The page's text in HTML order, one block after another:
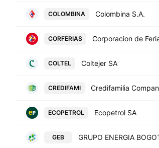
COLOMBINA Colombina S.A.
CORFERIAS
COLTEL Coltejer SA
CREDIFAMI
ECOPETROL Ecopetrol SA
GEB